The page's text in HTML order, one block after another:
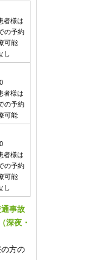
者様は
の予約
可能
し
者様は
の予約
可能
者様は
の予約
可能
し
事故
深夜・
方の